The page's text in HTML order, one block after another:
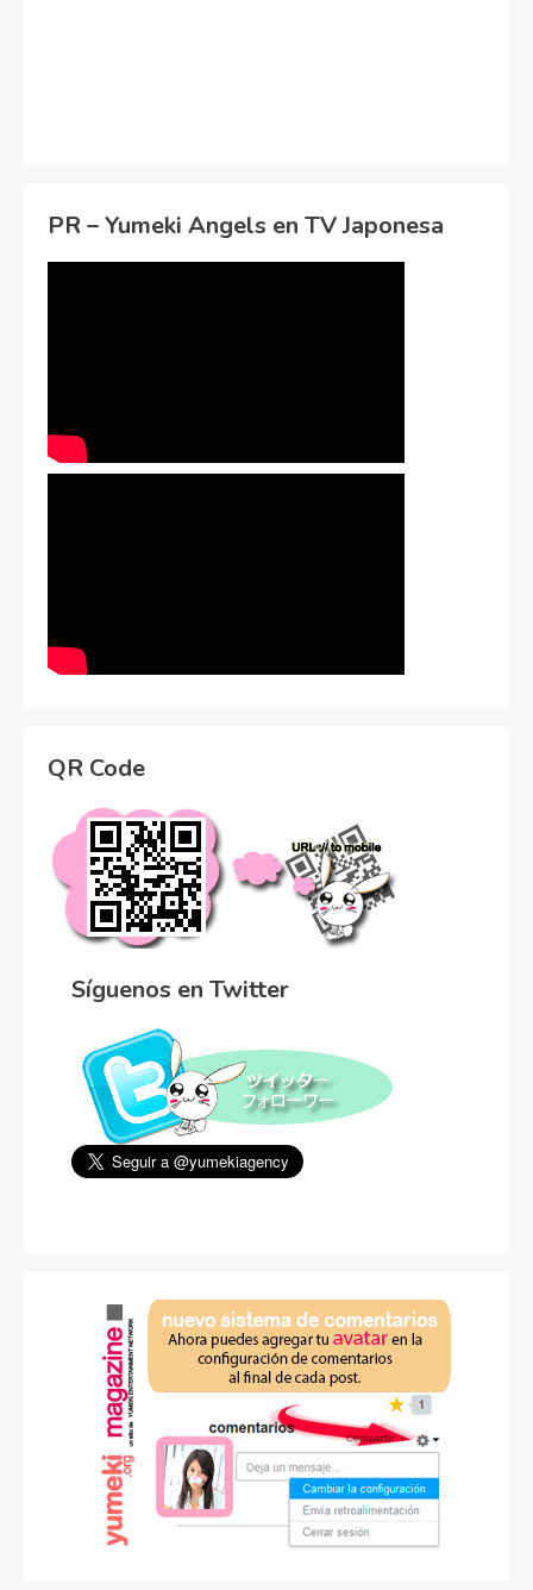
PR – Yumeki Angels en TV Japonesa
QR Code
Síguenos en Twitter